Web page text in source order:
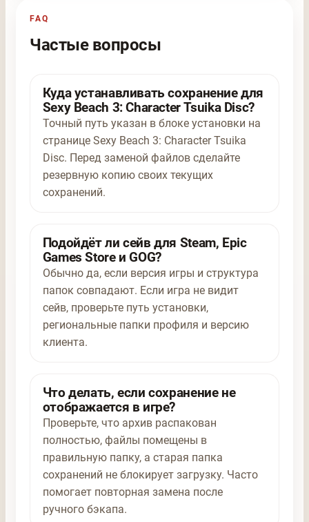
FAQ
Частые вопросы
Куда устанавливать сохранение для
Sexy Beach 3: Character Tsuika Disc?
Точный путь указан в блоке установки на
странице Sexy Beach 3: Character Tsuika
Disc. Перед заменой файлов сделайте
резервную копию своих текущих
сохранений.
Подойдёт ли сейв для Steam, Epic
Games Store и GOG?
Обычно да, если версия игры и структура
папок совпадают. Если игра не видит
сейв, проверьте путь установки,
региональные папки профиля и версию
клиента.
Что делать, если сохранение не
отображается в игре?
Проверьте, что архив распакован
полностью, файлы помещены в
правильную папку, а старая папка
сохранений не блокирует загрузку. Часто
помогает повторная замена после
ручного бэкапа.